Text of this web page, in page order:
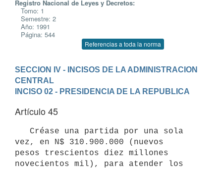
Registro Nacional de Leyes y Decretos:
Tomo: 1
Semestre: 2
Año: 1991
Página: 544
Referencias a toda la norma
SECCION IV - INCISOS DE LA ADMINISTRACION
CENTRAL
INCISO 02 - PRESIDENCIA DE LA REPUBLICA
Artículo 45
vez, en N$ 310.900.000 (nuevos
pesos trescientos diez millones
novecientos mil), para atender los